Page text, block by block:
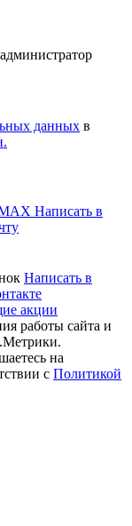
данных в
Написать в
Написать в
акции
работы сайта и
на
с Политикой